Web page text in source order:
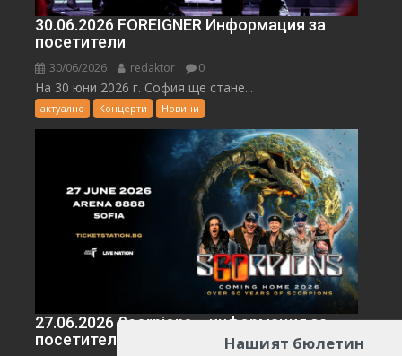
30.06.2026 FOREIGNER Информация за
посетители
30/06/2026 redaktor 0
На 30 юни 2026 г. София ще стане...
актуално Концерти Новини
27.06.2026 Scorpions – информация за
посетители
Нашият бюлетин